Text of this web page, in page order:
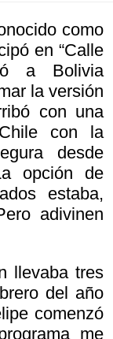
como
en “Calle
a Bolivia
la versión
con una
con la
desde
opción de
estaba,
adivinen
llevaba tres
del año
comenzó
me